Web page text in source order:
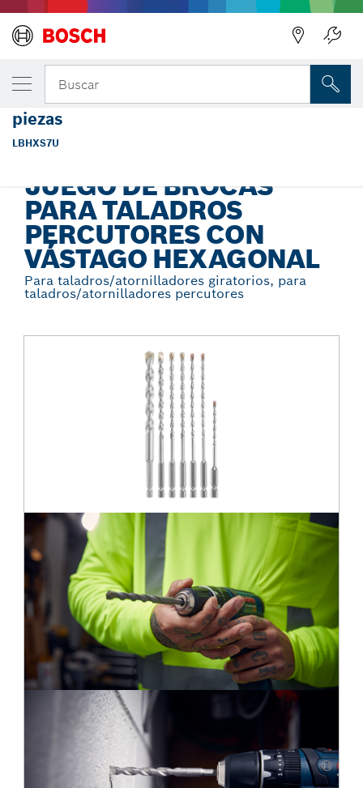
Buscar
...
Juego de brocas para taladros percutores con vástago
JUEGO DE BROCAS
PARA TALADROS
PERCUTORES CON
VÁSTAGO HEXAGONAL
Para taladros/atornilladores giratorios, para
taladros/atornilladores percutores
TU VARIANTE SELECCIONADA
Juego de brocas para mampostería para
taladro de percusión, vástago hexagonal, 7
piezas
LBHXS7U